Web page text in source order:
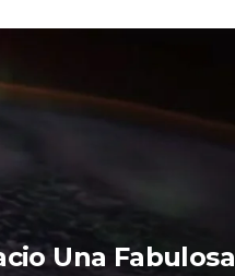
Una Fabulosa